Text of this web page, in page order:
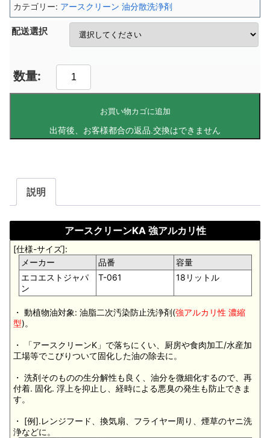
配送選択
お買い物カゴに追加
カテゴリー: アースクリーン 油分散洗浄剤
説明
アースクリーンKA 強アルカリ性
[仕様-サイズ]:
メーカー
品番
容量
エコエストジャパ
ン
T-061 18リットル
・ 動植物油対象: 油脂二次汚染防止洗浄剤(強アルカリ性 濃縮
型)。
・ 「アースクリーンK」で落ちにくい、厨房や食肉加工/水産加
工場等でこびりついて固化した油の除去に。
・ 洗剤そのものの生分解性も良く、油分を微細化するので、再
付着. 固化. 浮上を抑止し、経時による悪臭の発生も防止できま
す。
・ [例].レンジフード、換気扇、フライヤー周り、煙草のヤニ洗
浄などに。